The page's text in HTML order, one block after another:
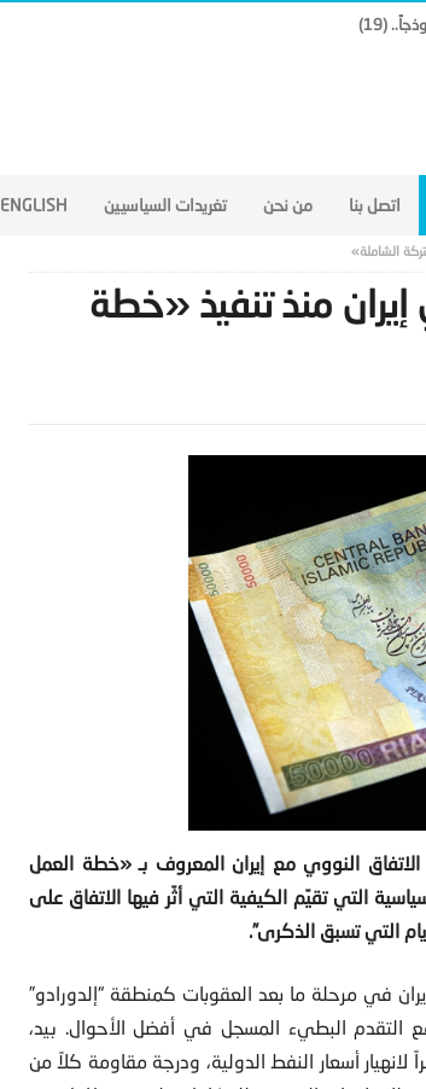
اتصل بنا من نحن تغريدات السياسيين ENGLISH
الشاملة»
إيران منذ تنفيذ «خطة
النووي مع إيران المعروف بـ«خطة العمل
التي تقيّم الكيفية التي أثّر فيها الاتفاق على
التي تسبق الذكرى”.
في مرحلة ما بعد العقوبات كمنطقة “إلدورادو”
التقدم البطيء المسجل في أفضل الأحوال. بيد،
أسعار النفط الدولية، ودرجة مقاومة كلاً من